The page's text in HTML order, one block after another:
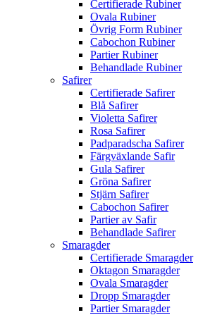
Certifierade Rubiner
Ovala Rubiner
Övrig Form Rubiner
Cabochon Rubiner
Partier Rubiner
Behandlade Rubiner
Safirer
Certifierade Safirer
Blå Safirer
Violetta Safirer
Rosa Safirer
Padparadscha Safirer
Färgväxlande Safir
Gula Safirer
Gröna Safirer
Stjärn Safirer
Cabochon Safirer
Partier av Safir
Behandlade Safirer
Smaragder
Certifierade Smaragder
Oktagon Smaragder
Ovala Smaragder
Dropp Smaragder
Partier Smaragder